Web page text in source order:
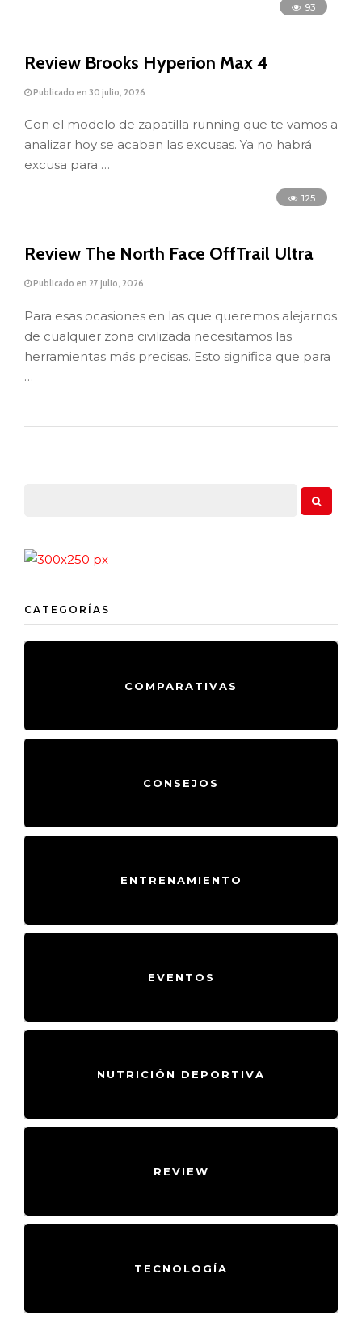
93
Review Brooks Hyperion Max 4
Publicado en 30 julio, 2026
Con el modelo de zapatilla running que te vamos a
analizar hoy se acaban las excusas. Ya no habrá
excusa para …
125
Review The North Face OffTrail Ultra
Publicado en 27 julio, 2026
Para esas ocasiones en las que queremos alejarnos
de cualquier zona civilizada necesitamos las
herramientas más precisas. Esto significa que para
…
CATEGORÍAS
COMPARATIVAS
CONSEJOS
ENTRENAMIENTO
EVENTOS
NUTRICIÓN DEPORTIVA
REVIEW
TECNOLOGÍA